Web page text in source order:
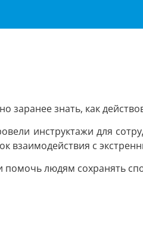
знать, как
инструктажи для
взаимодействия с
людям сохранять